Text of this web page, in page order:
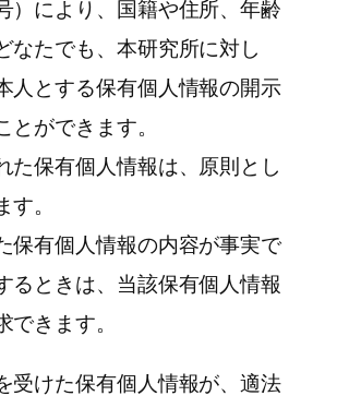
）により、国籍や住所、年齢
なたでも、本研究所に対し
人とする保有個人情報の開示
とができます。
た保有個人情報は、原則とし
す。
保有個人情報の内容が事実で
るときは、当該保有個人情報
できます。
受けた保有個人情報が、適法